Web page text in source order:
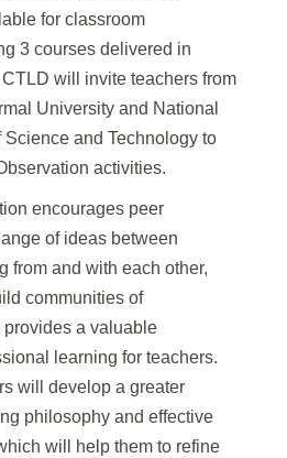
for classroom
3 courses delivered in
will invite teachers from
University and National
and Technology to
activities.
encourages peer
of ideas between
from and with each other,
communities of
a valuable
learning for teachers.
will develop a greater
philosophy and effective
will help them to refine